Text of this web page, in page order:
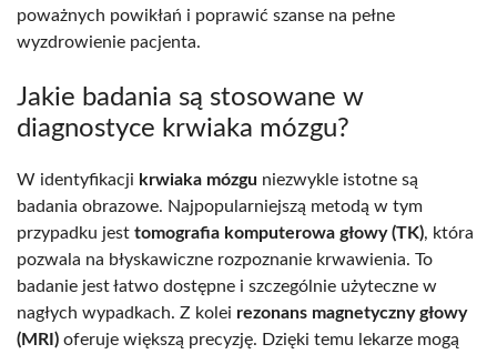
poważnych powikłań i poprawić szanse na pełne
wyzdrowienie pacjenta.
Jakie badania są stosowane w
diagnostyce krwiaka mózgu?
W identyfikacji krwiaka mózgu niezwykle istotne są
badania obrazowe. Najpopularniejszą metodą w tym
przypadku jest tomografia komputerowa głowy (TK), która
pozwala na błyskawiczne rozpoznanie krwawienia. To
badanie jest łatwo dostępne i szczególnie użyteczne w
nagłych wypadkach. Z kolei rezonans magnetyczny głowy
(MRI) oferuje większą precyzję. Dzięki temu lekarze mogą